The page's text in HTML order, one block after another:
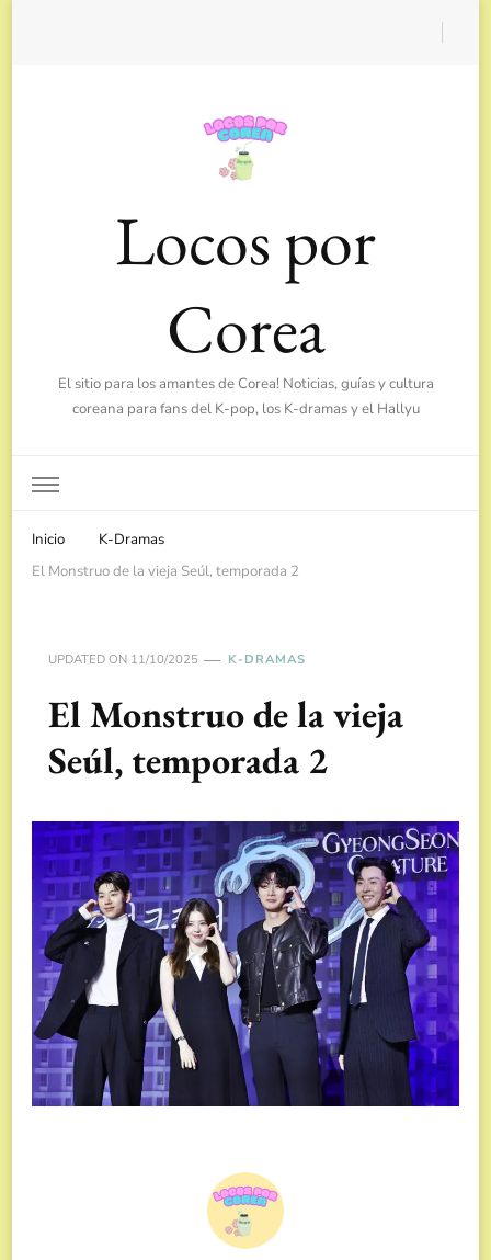
Locos por
Corea
El sitio para los amantes de Corea! Noticias, guías y cultura
coreana para fans del K-pop, los K-dramas y el Hallyu
Inicio
K-Dramas
El Monstruo de la vieja Seúl, temporada 2
UPDATED ON 11/10/2025 K-DRAMAS
El Monstruo de la vieja
Seúl, temporada 2